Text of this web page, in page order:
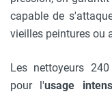
capable de
vieilles peintures ou
Les nettoyeurs
pour l'usage